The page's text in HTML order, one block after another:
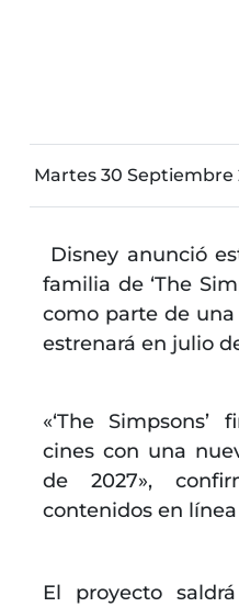
Martes 30 Septiembre
Disney anunció
familia de ‘The
como parte de
estrenará en julio
«‘The
cines con una
de 2027»,
contenidos en
El proyecto